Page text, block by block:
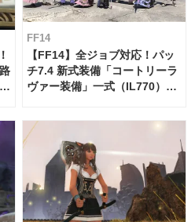
FF14
【FF14】全ジョブ対応！パッ
チ7.4 新式装備「コートリーラ
ヴァー装備」一式（IL770）の